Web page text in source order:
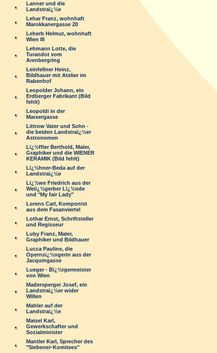
Lanner und die
Landstraï¿½e
Lehar Franz, wohnhaft
Marokkanergasse 20
Leherb Helmut, wohnhaft
Wien III
Lehmann Lotte, die
Turandot vom
Arenbergring
Leinfellner Heinz,
Bildhauer mit Atelier im
Rabenhof
Leopolder Johann, ein
Erdberger Fabrikant (Bild
fehlt)
Leopoldi in der
Marxergasse
Littrow Vater und Sohn -
die beiden Landstraï¿½er
Astronomen
Lï¿½ffler Berthold, Maler,
Graphiker und die WIENER
KERAMIK (Bild fehlt)
Lï¿½hner-Beda auf der
Landstraï¿½e
Lï¿½we Friedrich aus der
Weiï¿½gerber Lï¿½nde
und "My fair Lady"
Lorens Carl, Komponist
aus dem Fasanviertel
Lothar Ernst, Schriftsteller
und Regisseur
Luby Franz, Maler,
Graphiker und Bildhauer
Lucca Pauline, die
Opernsï¿½ngerin aus der
Jacquingasse
Lueger - Bï¿½rgermeister
von Wien
Madersperger Josef, ein
Landstraï¿½er wider
Willen
Mahler auf der
Landstraï¿½e
Maisel Karl,
Gewerkschafter und
Sozialminister
Mantler Karl, Sprecher des
"Siebener-Komitees"